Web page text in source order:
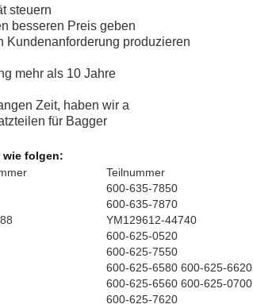
steuern
besseren Preis geben
Kundenanforderung produzieren
mehr als 10 Jahre
Zeit, haben wir a
für Bagger
wie folgen:
Teilnummer
600-635-7850
600-635-7870
YM129612-44740
600-625-0520
600-625-7550
600-625-6580 600-625-6620
600-625-6560 600-625-0700
600-625-7620